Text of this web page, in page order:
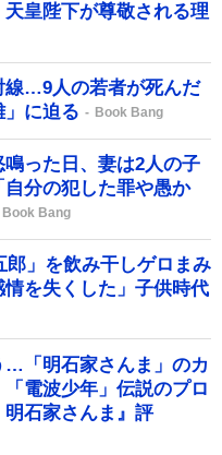
皇陛下が尊敬される理
線…9人の若者が死んだ
」に迫る
Book Bang
鳴った日、妻は2人の子
分の犯した罪や愚か
Book Bang
」を飲み干しゲロまみ
を失くした」子供時代
…「明石家さんま」のカ
電波少年」伝説のプロ
石家さんま』評